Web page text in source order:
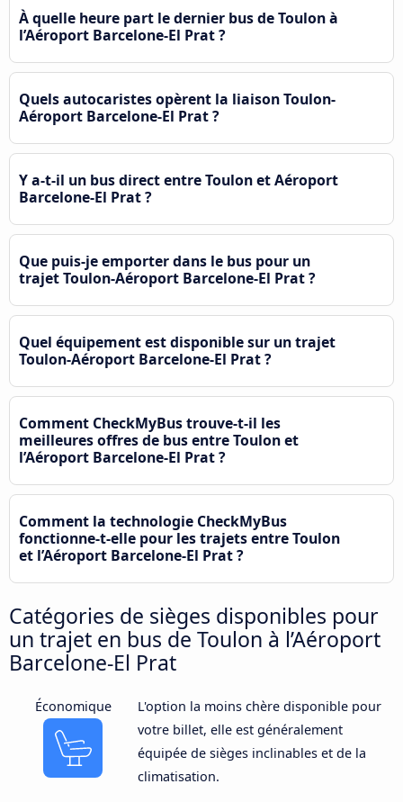
À quelle heure part le dernier bus de Toulon à
l’Aéroport Barcelone-El Prat ?
Quels autocaristes opèrent la liaison Toulon-
Aéroport Barcelone-El Prat ?
Y a-t-il un bus direct entre Toulon et Aéroport
Barcelone-El Prat ?
Que puis-je emporter dans le bus pour un
trajet Toulon-Aéroport Barcelone-El Prat ?
Quel équipement est disponible sur un trajet
Toulon-Aéroport Barcelone-El Prat ?
Comment CheckMyBus trouve-t-il les
meilleures offres de bus entre Toulon et
l’Aéroport Barcelone-El Prat ?
Comment la technologie CheckMyBus
fonctionne-t-elle pour les trajets entre Toulon
et l’Aéroport Barcelone-El Prat ?
Catégories de sièges disponibles pour
un trajet en bus de Toulon à l’Aéroport
Barcelone-El Prat
Économique
L'option la moins chère disponible pour
votre billet, elle est généralement
équipée de sièges inclinables et de la
climatisation.